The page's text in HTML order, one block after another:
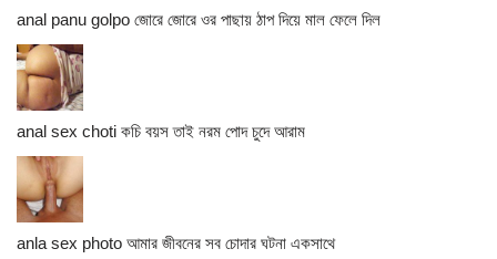
anal panu golpo জোরে জোরে ওর পাছায় ঠাপ দিয়ে মাল ফেলে দিল
anal sex choti কচি বয়স তাই নরম পোদ চুদে আরাম
anla sex photo আমার জীবনের সব চোদার ঘটনা একসাথে